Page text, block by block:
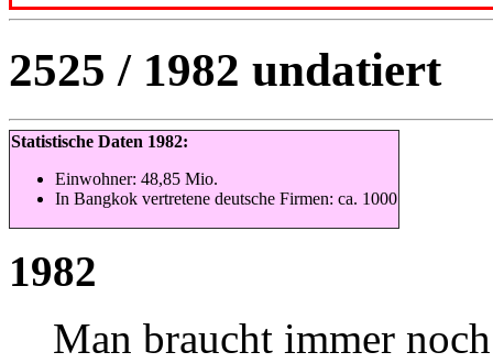
2525 / 1982 undatiert
Statistische Daten 1982:
Einwohner: 48,85 Mio.
In Bangkok vertretene deutsche Firmen: ca. 1000
1982
Man braucht immer